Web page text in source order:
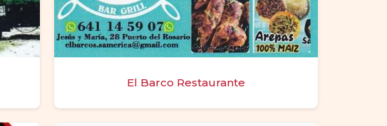
El Barco Restaurante